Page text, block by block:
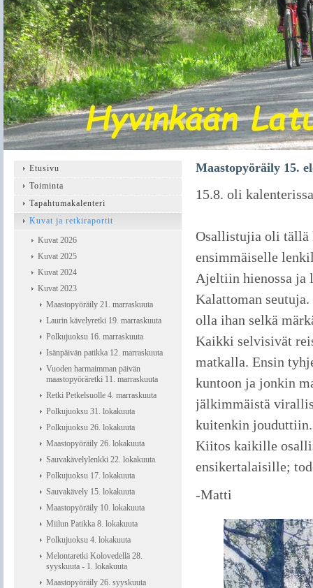
Maastopyöräily 15.
15.8. oli
Osallistujia oli tällä
ensimmäiselle
Ajeltiin hienossa ja
Kalattoman
olla ihan selkä
Kaikki selvisivät
matkalla. Ensin
kuntoon ja jonkin
jälkimmäistä
kuitenkin jouduttiin.
Kiitos kaikille
ensikertalaisille;
-Matti
Etusivu
Toiminta
Tapahtumakalenteri
Kuvat ja retkiraportit
Kuvat 2026
Kuvat 2025
Kuvat 2024
Kuvat 2023
Maastopyöräily 21. marraskuuta
Laurin kävelyretki 19. marraskuuta
Polkujuoksu 16. marraskuuta
Isänpäivän patikka 12. marraskuuta
Vuoden harmaimman päivän
maastopyöräretki 11. marraskuuta
Retki Petkelsuolle 4. marraskuuta
Polkujuoksu 31. lokakuuta
Polkujuoksu 26. lokakuuta
Maastopyöräily 26. lokakuuta
Sauvakävelylenkki 22. lokakuuta
Polkujuoksu 17. lokakuuta
Sauvakävely 15. lokakuuta
Maastopyöräily 10. lokakuuta
Miilun Patikka 8. lokakuuta
Polkujuoksu 4. lokakuuta
Melontaretki Kolovedellä 28.
syyskuuta - 1. lokakuuta
Maastopyöräily 26. syyskuuta